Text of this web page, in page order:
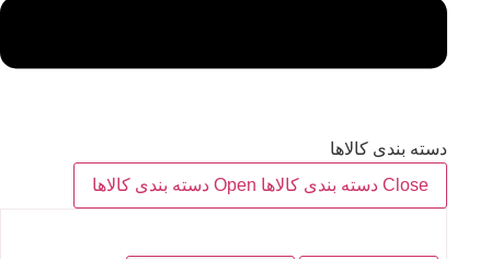
دسته بندی کالاها
Close دسته بندی کالاها
Open دسته بندی کالاها